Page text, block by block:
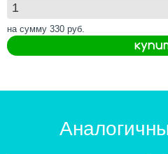
на сумму 330 руб.